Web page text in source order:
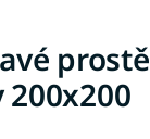
200x200